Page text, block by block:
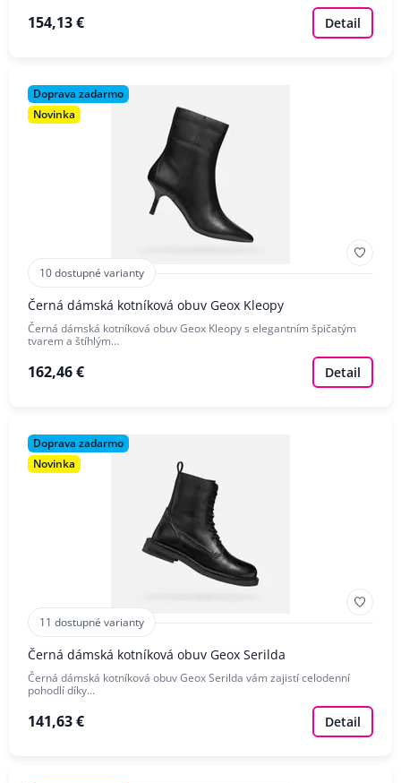
154,13 € Detail
Doprava zadarmo
Novinka
10 dostupné varianty
Černá dámská kotníková obuv Geox Kleopy
Černá dámská kotníková obuv Geox Kleopy s elegantním špičatým
tvarem a štíhlým…
162,46 € Detail
Doprava zadarmo
Novinka
11 dostupné varianty
Černá dámská kotníková obuv Geox Serilda
Černá dámská kotníková obuv Geox Serilda vám zajistí celodenní
pohodlí díky…
141,63 € Detail